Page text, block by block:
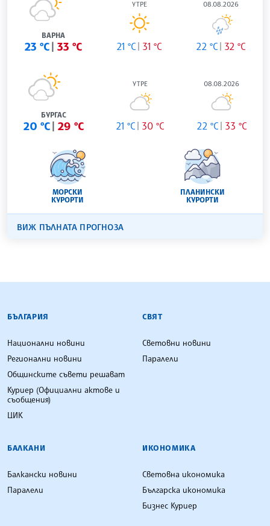
ВАРНА
23 °C 33 °C
УТРЕ
21 °C 31 °C
08.08.2026
22 °C 32 °C
БУРГАС
20 °C 29 °C
УТРЕ
21 °C 30 °C
08.08.2026
22 °C 33 °C
МОРСКИ
КУРОРТИ
ПЛАНИНСКИ
КУРОРТИ
ВИЖ ПЪЛНАТА ПРОГНОЗА
БЪЛГАРСКА ТЕЛЕГРАФНА АГЕНЦИЯ
БЪЛГАРИЯ
Национални новини
Регионални новини
Общинските съвети решават
Куриер (Официални актове и
съобщения)
ЦИК
СВЯТ
Световни новини
Паралели
БАЛКАНИ
Балкански новини
Паралели
ИКОНОМИКА
Световна икономика
Българска икономика
Бизнес Куриер